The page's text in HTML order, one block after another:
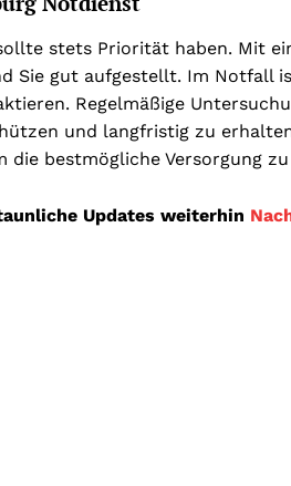
stets Priorität haben. Mit
Sie gut aufgestellt. Im Notfall
Regelmäßige
und langfristig zu
die bestmögliche Versorgung
Updates weiterhin